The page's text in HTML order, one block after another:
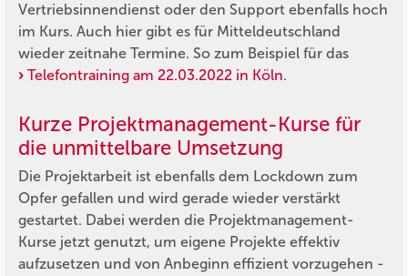
Vertriebsinnendienst oder den Support ebenfalls hoch
im Kurs. Auch hier gibt es für Mitteldeutschland
wieder zeitnahe Termine. So zum Beispiel für das
Telefontraining am 22.03.2022 in Köln.
Kurze Projektmanagement-Kurse für
die unmittelbare Umsetzung
Die Projektarbeit ist ebenfalls dem Lockdown zum
Opfer gefallen und wird gerade wieder verstärkt
gestartet. Dabei werden die Projektmanagement-
Kurse jetzt genutzt, um eigene Projekte effektiv
aufzusetzen und von Anbeginn effizient vorzugehen -